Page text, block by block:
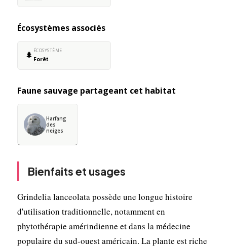
Écosystèmes associés
🌲 ÉCOSYSTÈME
Forêt
Faune sauvage partageant cet habitat
Harfang
des
neiges
Bienfaits et usages
Grindelia lanceolata possède une longue histoire
d'utilisation traditionnelle, notamment en
phytothérapie amérindienne et dans la médecine
populaire du sud-ouest américain. La plante est riche